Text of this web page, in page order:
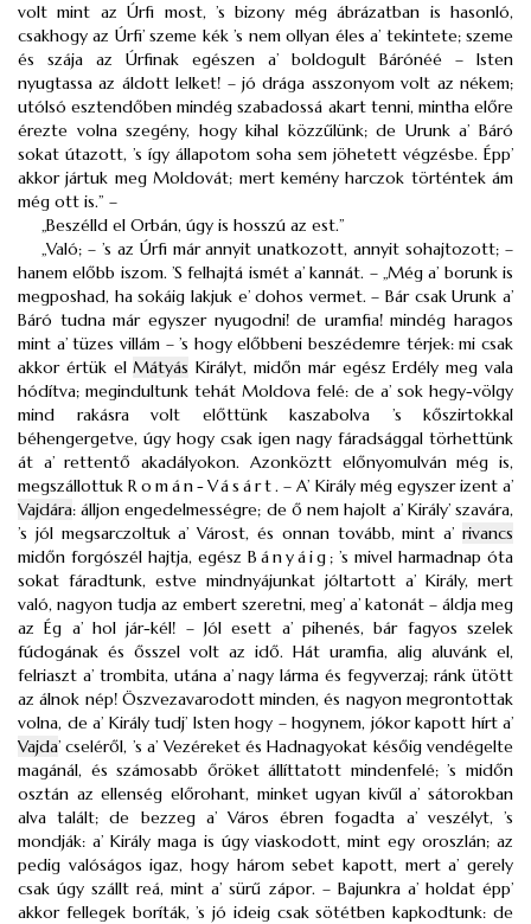
volt mint az Úrfi most, ’s bizony még ábrázatban is hasonló,
csakhogy az Úrfi’ szeme kék ’s nem ollyan éles a’ tekintete; szeme
és szája az Úrfinak egészen a’ boldogult Bárónéé – Isten
nyugtassa az áldott lelket! – jó drága asszonyom volt az nékem;
utólsó esztendőben mindég szabadossá akart tenni, mintha előre
érezte volna szegény, hogy kihal közzűlünk; de Urunk a’ Báró
sokat útazott, ’s így állapotom soha sem jöhetett végzésbe. Épp’
akkor jártuk meg Moldovát; mert kemény harczok történtek ám
még ott is.” –
„Beszélld el Orbán, úgy is hosszú az est.”
„Való; – ’s az Úrfi már annyit unatkozott, annyit sohajtozott; –
hanem előbb iszom. ’S felhajtá ismét a’ kannát. – „Még a’ borunk is
megposhad, ha sokáig lakjuk e’ dohos vermet. – Bár csak Urunk a’
Báró tudna már egyszer nyugodni! de uramfia! mindég haragos
mint a’ tüzes villám – ’s hogy előbbeni beszédemre térjek: mi csak
akkor értük elMátyás Királyt, midőn már egész Erdély meg vala
hódítva; megindultunk tehát Moldova felé: de a’ sok hegy-völgy
mind rakásra volt előttünk kaszabolva ’s kőszirtokkal
béhengergetve, úgy hogy csak igen nagy fáradsággal törhettünk
át a’ rettentő akadályokon. Azonköztt előnyomulván még is,
megszállottukRomán-Vásárt. – A’ Király még egyszer izent a’
Vajdára: álljon engedelmességre; de ő nem hajolt a’ Király’ szavára,
’s jól megsarczoltuk a’ Várost, és onnan tovább, mint a’ rivancs
midőn forgószél hajtja, egész Bányáig ; ’s mivel harmadnap óta
sokat fáradtunk, estve mindnyájunkat jóltartott a’ Király, mert
való, nagyon tudja az embert szeretni, meg’ a’ katonát – áldja meg
az Ég a’ hol jár-kél! – Jól esett a’ pihenés, bár fagyos szelek
fúdogának és ősszel volt az idő. Hát uramfia, alig aluvánk el,
felriaszt a’ trombita, utána a’ nagy lárma és fegyverzaj; ránk ütött
az álnok nép! Öszvezavarodott minden, és nagyon megrontottak
volna, de a’ Király tudj’ Isten hogy – hogynem, jókor kapott hírt a’
Vajda’ cseléről, ’s a’ Vezéreket és Hadnagyokat későig vendégelte
magánál, és számosabb őröket állíttatott mindenfelé; ’s midőn
osztán az ellenség előrohant, minket ugyan kivűl a’ sátorokban
alva talált; de bezzeg a’ Város ébren fogadta a’ veszélyt, ’s
mondják: a’ Király maga is úgy viaskodott, mint egy oroszlán; az
pedig valóságos igaz, hogy három sebet kapott, mert a’ gerely
csak úgy szállt reá, mint a’ sürű zápor. – Bajunkra a’ holdat épp’
akkor fellegek boríták, ’s jó ideig csak sötétben kapkodtunk: de